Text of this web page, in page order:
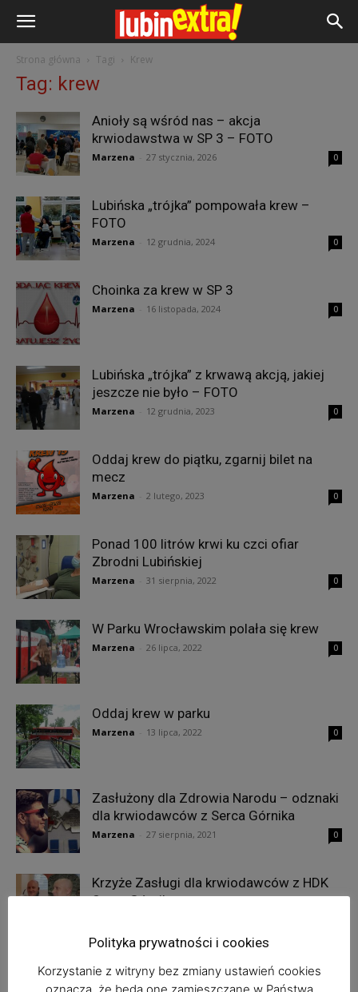
Strona główna Tagi Krew
Tag: krew
Anioły są wśród nas – akcja
krwiodawstwa w SP 3 – FOTO
Marzena 27 stycznia, 2026 0
Lubińska „trójka” pompowała krew –
FOTO
Marzena 12 grudnia, 2024 0
Choinka za krew w SP 3
Marzena 16 listopada, 2024 0
Lubińska „trójka” z krwawą akcją, jakiej
jeszcze nie było – FOTO
Marzena 12 grudnia, 2023 0
Oddaj krew do piątku, zgarnij bilet na
mecz
Marzena 2 lutego, 2023 0
Ponad 100 litrów krwi ku czci ofiar
Zbrodni Lubińskiej
Marzena 31 sierpnia, 2022 0
W Parku Wrocławskim polała się krew
Marzena 26 lipca, 2022 0
Oddaj krew w parku
Marzena 13 lipca, 2022 0
Zasłużony dla Zdrowia Narodu – odznaki
dla krwiodawców z Serca Górnika
Marzena 27 sierpnia, 2021 0
Krzyże Zasługi dla krwiodawców z HDK
Serce Górnika
Polityka prywatności i cookies
Korzystanie z witryny bez zmiany ustawień cookies